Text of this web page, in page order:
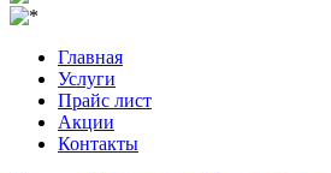
Главная
Услуги
Прайс лист
Акции
Контакты